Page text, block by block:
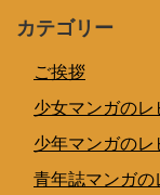
カテゴリー
ご挨拶
少女マンガのレ
少年マンガのレ
青年誌マンガの